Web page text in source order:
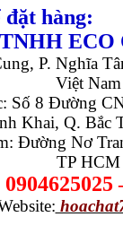
đặt hàng:
P. Nghĩa
Việt Nam
Số 8 Đường
Khai, Q. Bắc
Đường Nơ
TP HCM